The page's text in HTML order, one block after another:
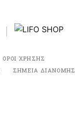
ΟΡΟΙ ΧΡΗΣΗΣ
ΣΗΜΕΙΑ ΔΙΑΝΟΜΗΣ